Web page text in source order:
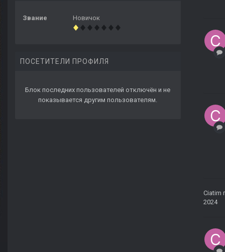
Звание Новичок
ПОСЕТИТЕЛИ ПРОФИЛЯ
Блок последних пользователей отключён и не
показывается другим пользователям.
Ciatim
2024